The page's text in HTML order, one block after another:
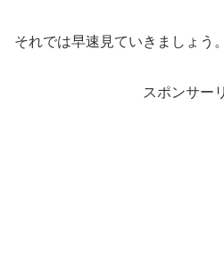
それでは早速見ていきましょう。
スポンサー